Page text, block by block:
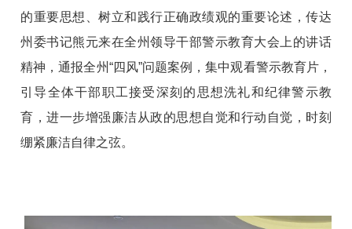
的重要思想、树立和践行正确政绩观的重要论述，传达
州委书记熊元来在全州领导干部警示教育大会上的讲话
精神，通报全州“四风”问题案例，集中观看警示教育片，
引导全体干部职工接受深刻的思想洗礼和纪律警示教
育，进一步增强廉洁从政的思想自觉和行动自觉，时刻
绷紧廉洁自律之弦。